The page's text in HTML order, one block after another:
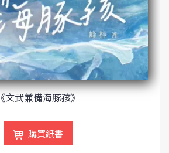
《文武兼備海豚孩》
購買紙書